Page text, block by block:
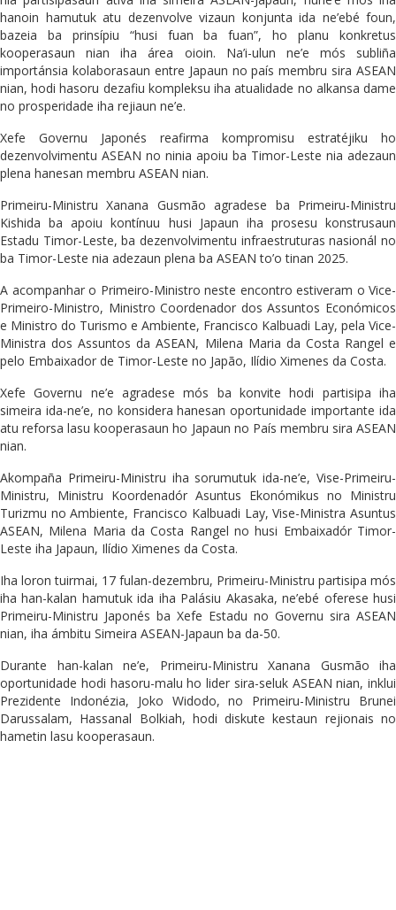
hanoin hamutuk atu dezenvolve vizaun konjunta ida ne’ebé foun,
bazeia ba prinsípiu “husi fuan ba fuan”, ho planu konkretus
kooperasaun nian iha área oioin. Na’i-ulun ne’e mós subliña
importánsia kolaborasaun entre Japaun no país membru sira ASEAN
nian, hodi hasoru dezafiu kompleksu iha atualidade no alkansa dame
no prosperidade iha rejiaun ne’e.
Xefe Governu Japonés reafirma kompromisu estratéjiku ho
dezenvolvimentu ASEAN no ninia apoiu ba Timor-Leste nia adezaun
plena hanesan membru ASEAN nian.
Primeiru-Ministru Xanana Gusmão agradese ba Primeiru-Ministru
Kishida ba apoiu kontínuu husi Japaun iha prosesu konstrusaun
Estadu Timor-Leste, ba dezenvolvimentu infraestruturas nasionál no
ba Timor-Leste nia adezaun plena ba ASEAN to’o tinan 2025.
A acompanhar o Primeiro-Ministro neste encontro estiveram o Vice-
Primeiro-Ministro, Ministro Coordenador dos Assuntos Económicos
e Ministro do Turismo e Ambiente, Francisco Kalbuadi Lay, pela Vice-
Ministra dos Assuntos da ASEAN, Milena Maria da Costa Rangel e
pelo Embaixador de Timor-Leste no Japão, Ilídio Ximenes da Costa.
Xefe Governu ne’e agradese mós ba konvite hodi partisipa iha
simeira ida-ne’e, no konsidera hanesan oportunidade importante ida
atu reforsa lasu kooperasaun ho Japaun no País membru sira ASEAN
nian.
Akompaña Primeiru-Ministru iha sorumutuk ida-ne’e, Vise-Primeiru-
Ministru, Ministru Koordenadór Asuntus Ekonómikus no Ministru
Turizmu no Ambiente, Francisco Kalbuadi Lay, Vise-Ministra Asuntus
ASEAN, Milena Maria da Costa Rangel no husi Embaixadór Timor-
Leste iha Japaun, Ilídio Ximenes da Costa.
Iha loron tuirmai, 17 fulan-dezembru, Primeiru-Ministru partisipa mós
iha han-kalan hamutuk ida iha Palásiu Akasaka, ne’ebé oferese husi
Primeiru-Ministru Japonés ba Xefe Estadu no Governu sira ASEAN
nian, iha ámbitu Simeira ASEAN-Japaun ba da-50.
Durante han-kalan ne’e, Primeiru-Ministru Xanana Gusmão iha
oportunidade hodi hasoru-malu ho lider sira-seluk ASEAN nian, inklui
Prezidente Indonézia, Joko Widodo, no Primeiru-Ministru Brunei
Darussalam, Hassanal Bolkiah, hodi diskute kestaun rejionais no
hametin lasu kooperasaun.